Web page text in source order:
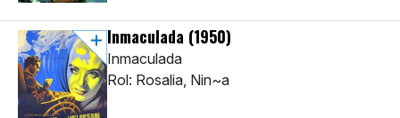
Inmaculada (1950)
Inmaculada
Rol: Rosalia, Nin~a